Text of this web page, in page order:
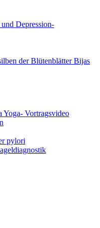
Depression-
der Blütenblätter Bijas
Yoga- Vortragsvideo
pylori